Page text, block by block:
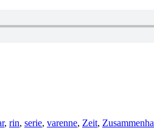
, rin, serie, varenne, Zeit,